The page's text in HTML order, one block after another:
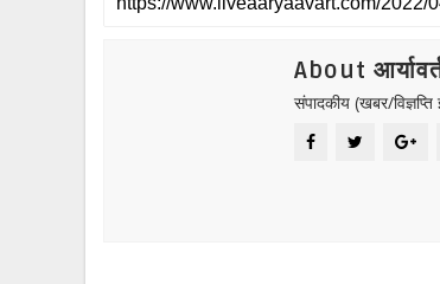
About
संपादकीय (खबर/